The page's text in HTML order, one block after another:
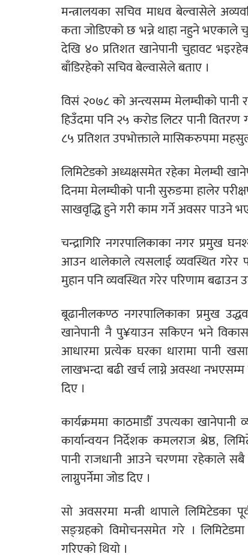
मन्त्रालयका सचिव माधव बेल्वासेले
कता जोडिएको छ भन्ने थाहा नहुने भएकाले
देखि ४० प्रतिशत खानेपानी चुहावट
बाँडिरहेको सचिव बेल्वासेले बताए ।
विसं २०७८ को अन्त्यसम्म मेलम्चीको पानी
हिउँदमा पनि २५ करोड लिटर पानी
८५ प्रतिशत उपभोक्ताले मासिकरुपमा
लिमिटेडको अध्यक्षसमेत रहेका मेलम्ची
दिनमा मेलम्चीको पानी सुरुङमा हालेर
साखवृद्धि हुने गरी काम गर्ने अवसर पाउने
चन्द्रागिरि नगरपालिकाका नगर प्रमुख
आउन थालेकाले त्यसलाई व्यवस्थित गरेर
मुहान पनि व्यवस्थित गरेर परिणाम बढाउन
बूढानीलकण्ठ नगरपालिकाका प्रमुख
खानेपानी नै पु¥याउन सकिएन भने
आधारमा प्रत्येक घरका धारामा पानी
लाखभन्दा बढी खर्च लाग्ने अवस्था
दिए ।
कार्यक्रममा काठमाडौँ उपत्यका खानेपानी
कार्यान्वयन निर्देशक कमलराज श्रेष्ठ,
पानी राजधानी आउने चरणमा रहेकाले सबै
लाग्नुपर्नेमा जोड दिए ।
सो अवसरमा मन्त्री थापाले लिमिटेडका
सङ्ग्रहको विमोचनसमेत गरे ।
गरिएको थियो ।